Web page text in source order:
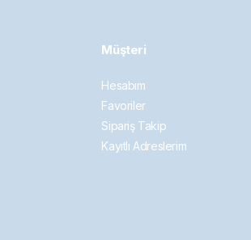
Müşteri
Hesabım
Favoriler
Sipariş Takip
Kayıtlı Adreslerim